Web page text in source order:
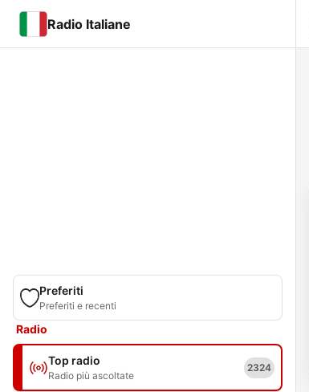
Radio Italiane
Preferiti
Preferiti e recenti
Radio
Top radio
Radio più ascoltate
2324